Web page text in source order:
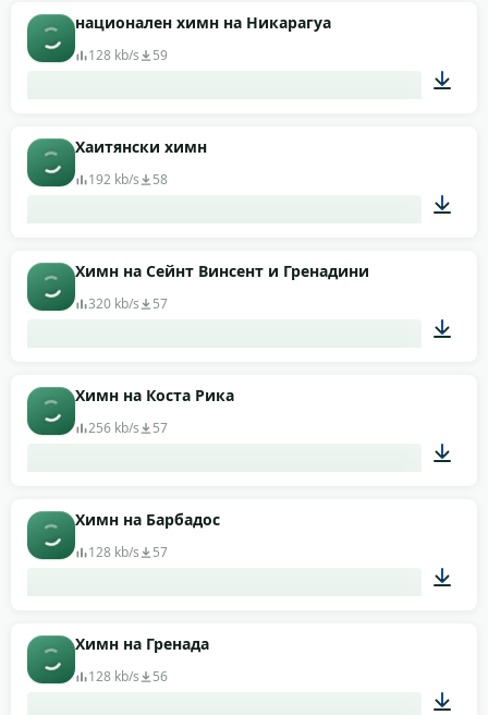
национален химн на Никарагуа
128 kb/s 59
Хаитянски химн
192 kb/s 58
Химн на Сейнт Винсент и Гренадини
320 kb/s 57
Химн на Коста Рика
256 kb/s 57
Химн на Барбадос
128 kb/s 57
Химн на Гренада
128 kb/s 56